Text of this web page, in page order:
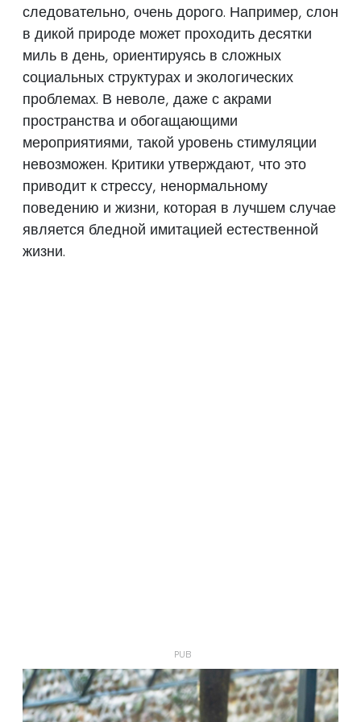
следовательно, очень дорого. Например, слон
в дикой природе может проходить десятки
миль в день, ориентируясь в сложных
социальных структурах и экологических
проблемах. В неволе, даже с акрами
пространства и обогащающими
мероприятиями, такой уровень стимуляции
невозможен. Критики утверждают, что это
приводит к стрессу, ненормальному
поведению и жизни, которая в лучшем случае
является бледной имитацией естественной
жизни.